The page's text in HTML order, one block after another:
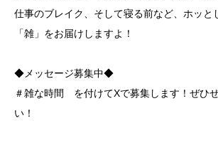
仕事のブレイク、そして寝る前など、ホッと
「雑」をお届けしますよ！
◆メッセージ募集中◆
＃雑な時間 を付けてXで募集します！ぜひ
い！